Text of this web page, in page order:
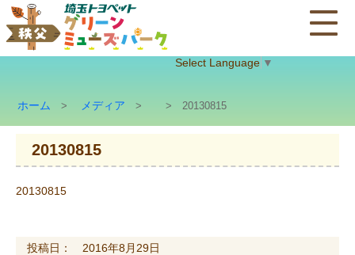
Select Language ▼
ホーム > メディア > > 20130815
20130815
20130815
投稿日： 2016年8月29日